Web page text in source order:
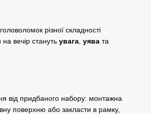
різної складності
вечір станутьувага, уявата
від придбаного набору: монтажна
поверхню або закласти в рамку,